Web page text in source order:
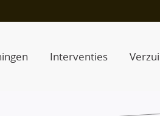
Interventies